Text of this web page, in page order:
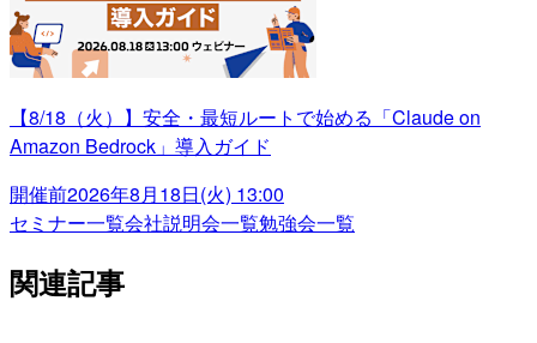
【8/18（火）】安全・最短ルートで始める「Claude on
Amazon Bedrock」導入ガイド
開催前2026年8月18日(火) 13:00
セミナー一覧会社説明会一覧勉強会一覧
関連記事